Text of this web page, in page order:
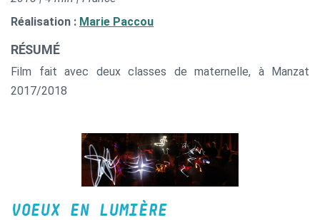
Réalisation : Marie Paccou
RÉSUMÉ
Film fait avec deux classes de maternelle, à Manzat
2017/2018
VOEUX EN LUMIÈRE